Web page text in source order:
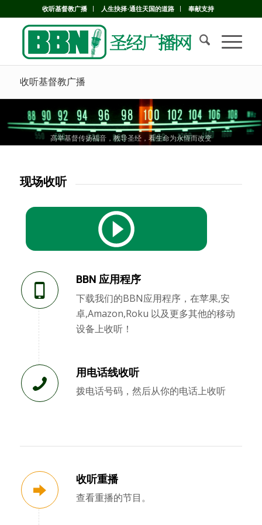
收听基督教广播 人生抉择-通往天国的道路 奉献支持
收听基督教广播
高举基督传扬福音，教导圣经，看生命为永恆而改变
高举基督传扬福音，教导圣经，看生命为永恆而改变
高举基督传扬福音，教导圣经，看生命为永恆而改变
现场收听
BBN 应用程序
下载我们的BBN应用程序，在苹果,安
卓,Amazon,Roku 以及更多其他的移动
设备上收听！
用电话线收听
拨电话号码，然后从你的电话上收听
收听重播
查看重播的节目。